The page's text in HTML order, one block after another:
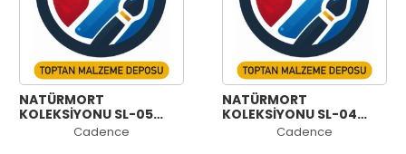
NATÜRMORT
KOLEKSİYONU SL-05
30X42CMCadence
NATÜRMORT
KOLEKSİYONU SL-04
30X42CMCadence